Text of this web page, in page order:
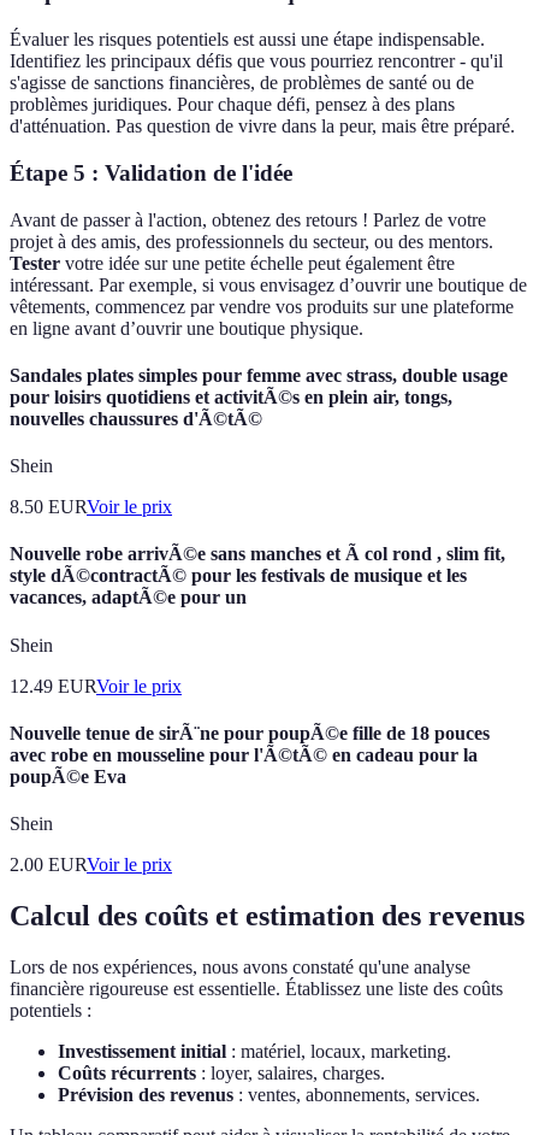
Évaluer les risques potentiels est aussi une étape indispensable.
Identifiez les principaux défis que vous pourriez rencontrer - qu'il
s'agisse de sanctions financières, de problèmes de santé ou de
problèmes juridiques. Pour chaque défi, pensez à des plans
d'atténuation. Pas question de vivre dans la peur, mais être préparé.
Étape 5 : Validation de l'idée
Avant de passer à l'action, obtenez des retours ! Parlez de votre
projet à des amis, des professionnels du secteur, ou des mentors.
Tester votre idée sur une petite échelle peut également être
intéressant. Par exemple, si vous envisagez d’ouvrir une boutique de
vêtements, commencez par vendre vos produits sur une plateforme
en ligne avant d’ouvrir une boutique physique.
Sandales plates simples pour femme avec strass, double usage
pour loisirs quotidiens et activitÃ©s en plein air, tongs,
nouvelles chaussures d'Ã©tÃ©
Shein
8.50 EURVoir le prix
Nouvelle robe arrivÃ©e sans manches et Ã col rond , slim fit,
style dÃ©contractÃ© pour les festivals de musique et les
vacances, adaptÃ©e pour un
Shein
12.49 EURVoir le prix
Nouvelle tenue de sirÃ¨ne pour poupÃ©e fille de 18 pouces
avec robe en mousseline pour l'Ã©tÃ© en cadeau pour la
poupÃ©e Eva
Shein
2.00 EURVoir le prix
Calcul des coûts et estimation des revenus
Lors de nos expériences, nous avons constaté qu'une analyse
financière rigoureuse est essentielle. Établissez une liste des coûts
potentiels :
Investissement initial : matériel, locaux, marketing.
Coûts récurrents : loyer, salaires, charges.
Prévision des revenus : ventes, abonnements, services.